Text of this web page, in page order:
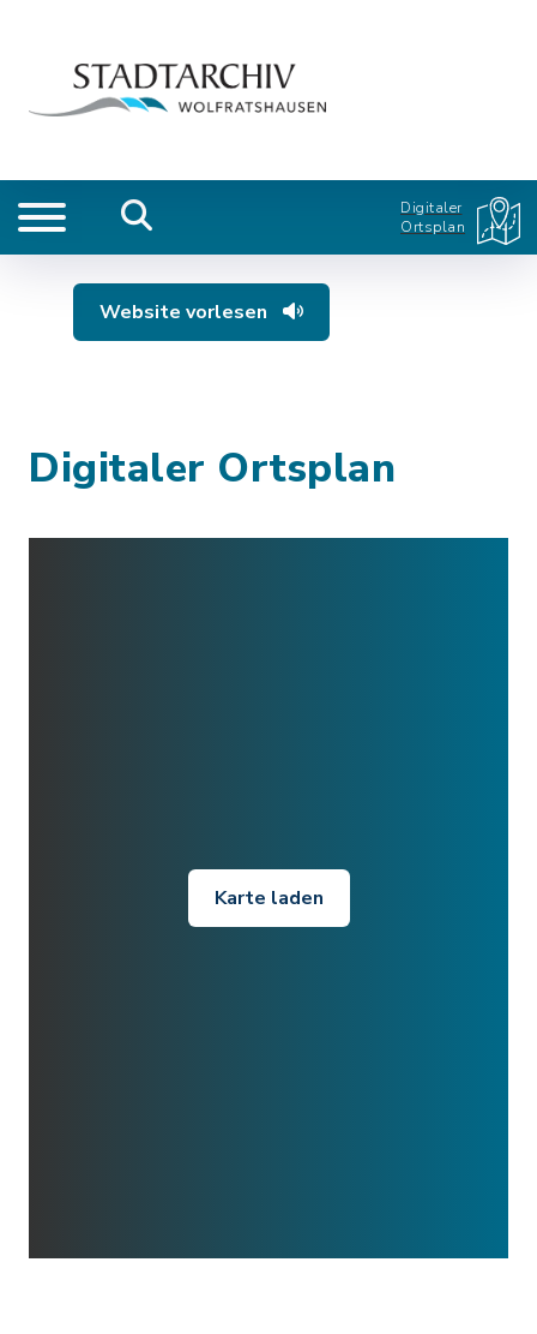
Digitaler
Ortsplan
Website vorlesen
Digitaler Ortsplan
Karte laden